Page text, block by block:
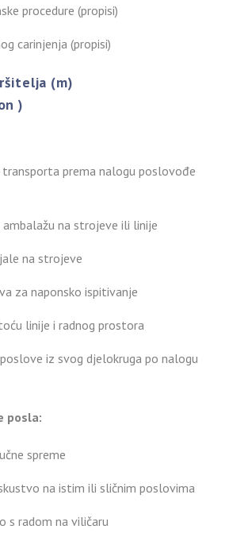
procedure (propisi)
carinjenja (propisi)
(m)
)
prema nalogu poslovođe
na strojeve ili linije
na strojeve
za naponsko ispitivanje
linije i radnog prostora
iz svog djelokruga po nalogu
posla:
spreme
na istim ili sličnim poslovima
s radom na viličaru